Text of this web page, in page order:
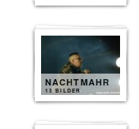
NACHTMAHR
13 BILDER